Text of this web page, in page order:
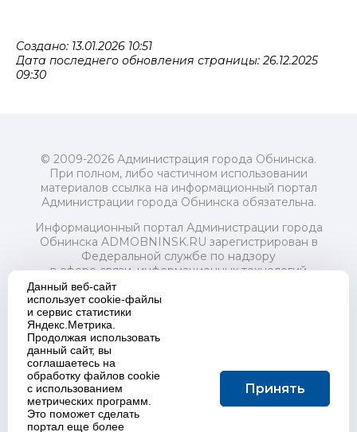
Создано: 13.01.2026 10:51
Дата последнего обновления страницы: 26.12.2025
09:30
© 2009-2026 Администрация города Обнинска.
При полном, либо частичном использовании
материалов ссылка на информационный портал
Администрации города Обнинска обязательна.
Информационный портал Администрации города
Обнинска ADMOBNINSK.RU зарегистрирован в
Федеральной службе по надзору
в сфере связи, информационных технологий
и массовых коммуникаций (Роскомнадзор) 24 июля
2018 года.
Свидетельство о регистрации Эл № ФС77-73321
Учредитель: Администрация (исполнительно-
распорядительный орган) городского округа "Город
Обнинск". Главный редактор: Байкова Е.А.
Адрес электронной почты Редакции:
redactor@admobninsk.ru
Телефон Редакции: +7 (484) 395-85-85
Настоящий ресурс содержит материалы 18+
Данный веб-сайт
использует cookie-файлы
и сервис статистики
Яндекс.Метрика.
Продолжая использовать
данный сайт, вы
соглашаетесь на
обработку файлов cookie
с использованием
метрических программ.
Это поможет сделать
портал еще более
Принять